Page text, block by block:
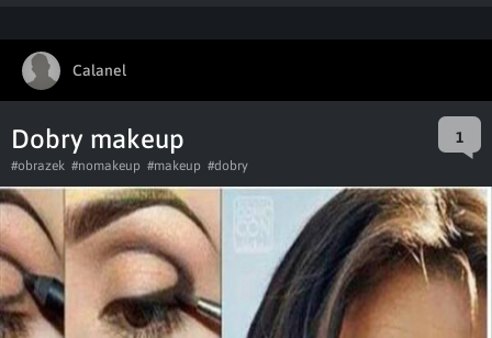
Calanel
Dobry makeup 1
#obrazek #nomakeup #makeup #dobry